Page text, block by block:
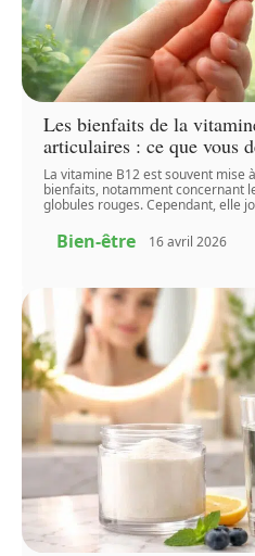
Les bienfaits de la
articulaires : ce que vous
La vitamine B12 est souvent mise
bienfaits, notamment concernant
globules rouges. Cependant, elle
Bien-être 16 avril 2026